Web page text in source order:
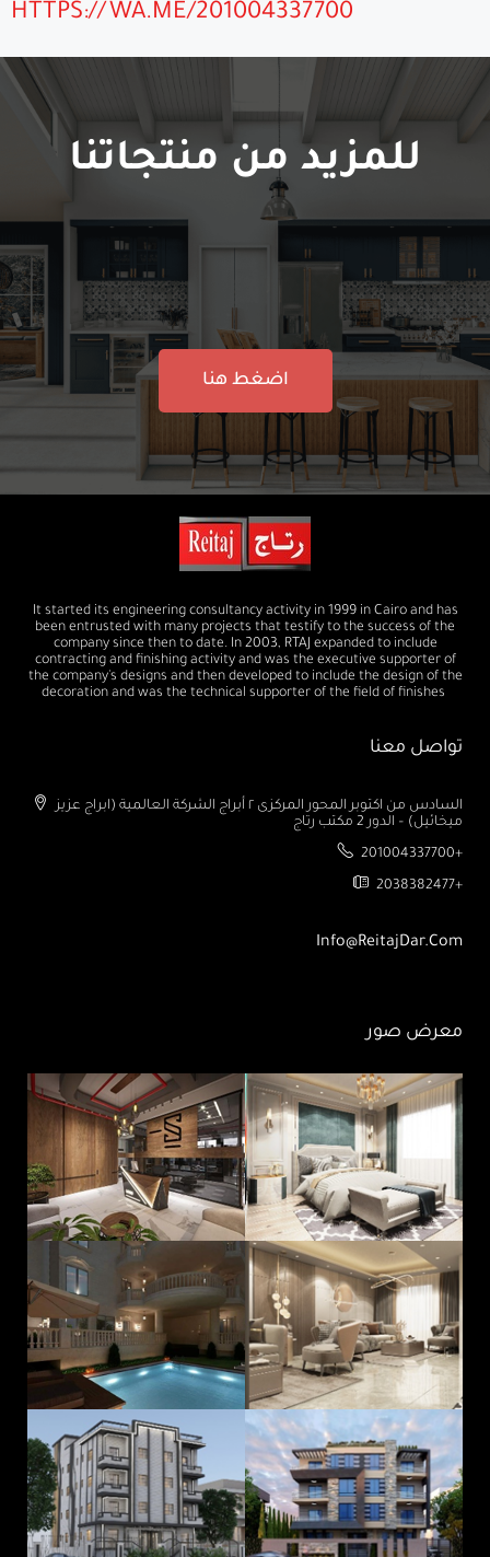
HTTPS://WA.ME/201004337700
للمزيد من منتجاتنا
اضغط هنا
It started its engineering consultancy activity in 1999 in Cairo and has
been entrusted with many projects that testify to the success of the
company since then to date. In 2003, RTAJ expanded to include
contracting and finishing activity and was the executive supporter of
the company's designs and then developed to include the design of the
decoration and was the technical supporter of the field of finishes
تواصل معنا
ميخائيل) – الدور 2 مكتب رتاج
201004337700+
2038382477+
Info@ReitajDar.com
معرض صور